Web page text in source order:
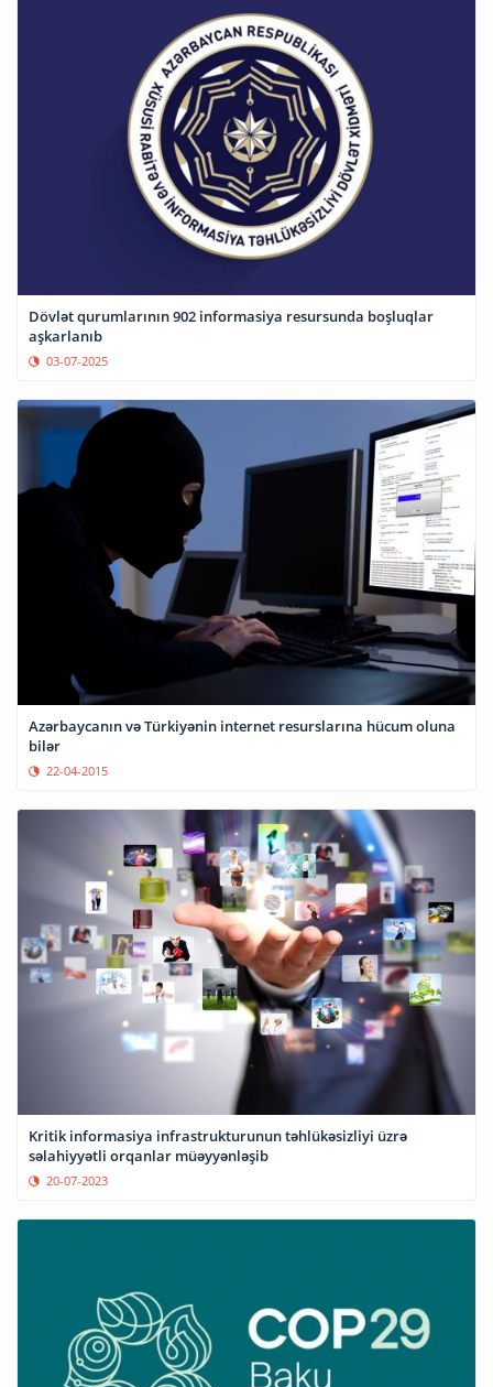
Dövlət qurumlarının 902 informasiya resursunda boşluqlar
aşkarlanıb
03-07-2025
Azərbaycanın və Türkiyənin internet resurslarına hücum oluna
bilər
22-04-2015
Kritik informasiya infrastrukturunun təhlükəsizliyi üzrə
səlahiyyətli orqanlar müəyyənləşib
20-07-2023